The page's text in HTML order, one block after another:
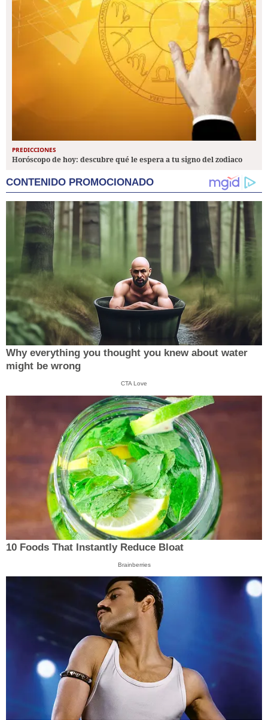
PREDICCIONES
Horóscopo de hoy: descubre qué le espera a tu signo del zodiaco
CONTENIDO PROMOCIONADO
Why everything you thought you knew about water
might be wrong
CTA Love
10 Foods That Instantly Reduce Bloat
Brainberries